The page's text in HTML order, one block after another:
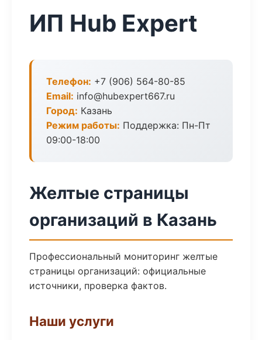
ИП Hub Expert
Телефон: +7 (906) 564-80-85
Email: info@hubexpert667.ru
Город: Казань
Режим работы: Поддержка: Пн-Пт
09:00-18:00
Желтые страницы
организаций в Казань
Профессиональный мониторинг желтые
страницы организаций: официальные
источники, проверка фактов.
Наши услуги